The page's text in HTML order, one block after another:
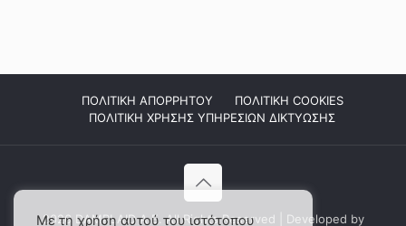
ΠΟΛΙΤΙΚΗ ΑΠΟΡΡΗΤΟΥ
ΠΟΛΙΤΙΚΗ COOKIES
ΠΟΛΙΤΙΚΗ ΧΡΗΣΗΣ ΥΠΗΡΕΣΙΩΝ ΔΙΚΤΥΩΣΗΣ
2026 DAMPLAID Α.Ε. All Rights Reserved | Developed by
Με τη χρήση αυτού του ιστότοπου